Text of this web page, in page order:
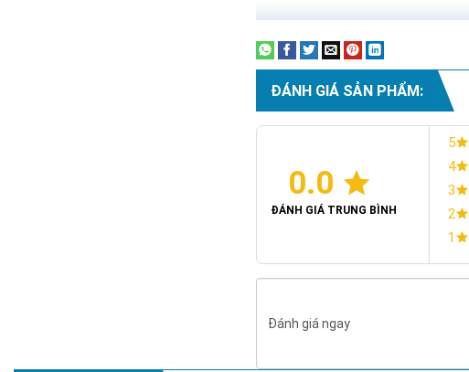
ĐÁNH GIÁ SẢN PHẨM:
0.0
ĐÁNH GIÁ TRUNG BÌNH
5
4
3
2
1
Đánh giá ngay